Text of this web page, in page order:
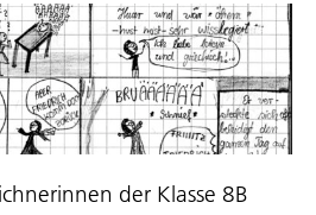
der Klasse 8B